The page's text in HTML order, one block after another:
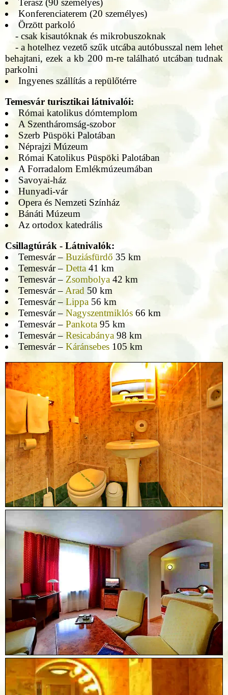
Terasz (90 személyes)
Konferenciaterem (20 személyes)
Örzött parkoló
- csak kisautóknak és mikrobuszoknak
- a hotelhez vezető szűk utcába autóbusszal nem lehet
behajtani, ezek a kb 200 m-re található utcában tudnak
parkolni
Ingyenes szállítás a repülőtérre
Temesvár turisztikai látnivalói:
Római katolikus dómtemplom
A Szentháromság-szobor
Szerb Püspöki Palotában
Néprajzi Múzeum
Római Katolikus Püspöki Palotában
A Forradalom Emlékmúzeumában
Savoyai-ház
Hunyadi-vár
Opera és Nemzeti Színház
Bánáti Múzeum
Az ortodox katedrális
Csillagtúrák - Látnivalók:
Temesvár – Buziásfürdő 35 km
Temesvár – Detta41 km
Temesvár – Zsombolya42 km
Temesvár – Arad 50 km
Temesvár – Lippa56 km
Temesvár – Nagyszentmiklós66 km
Temesvár – Pankota 95 km
Temesvár – Resicabánya98 km
Temesvár – Káránsebes105 km